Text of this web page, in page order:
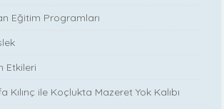
Eğitim Programları
Etkileri
Kılınç ile Koçlukta Mazeret Yok Kalıbı